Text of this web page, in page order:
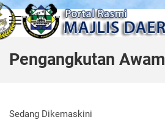
Skip to main content
Pengangkutan Awam
Sedang Dikemaskini